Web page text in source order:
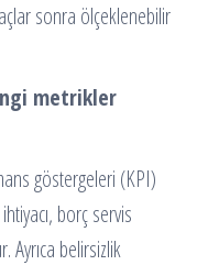
sonra ölçeklenebilir
metrikler
göstergeleri (KPI)
borç servis
Ayrıca belirsizlik